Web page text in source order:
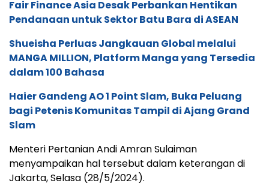
Fair Finance Asia Desak Perbankan Hentikan
Pendanaan untuk Sektor Batu Bara di ASEAN
Shueisha Perluas Jangkauan Global melalui
MANGA MILLION, Platform Manga yang Tersedia
dalam 100 Bahasa
Haier Gandeng AO 1 Point Slam, Buka Peluang
bagi Petenis Komunitas Tampil di Ajang Grand
Slam
Menteri Pertanian Andi Amran Sulaiman
menyampaikan hal tersebut dalam keterangan di
Jakarta, Selasa (28/5/2024).